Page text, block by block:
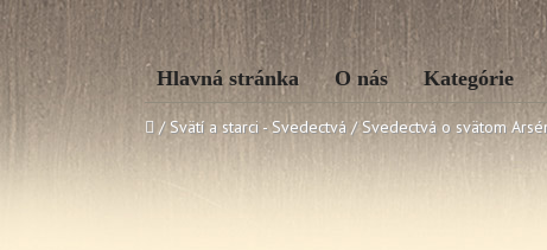
Hlavná stránka O nás Kategórie
/ Svätí a starci - Svedectvá /Svedectvá o svätom